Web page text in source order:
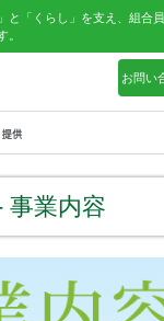
と「くらし」を支え、組合
。
お問い
事業内容